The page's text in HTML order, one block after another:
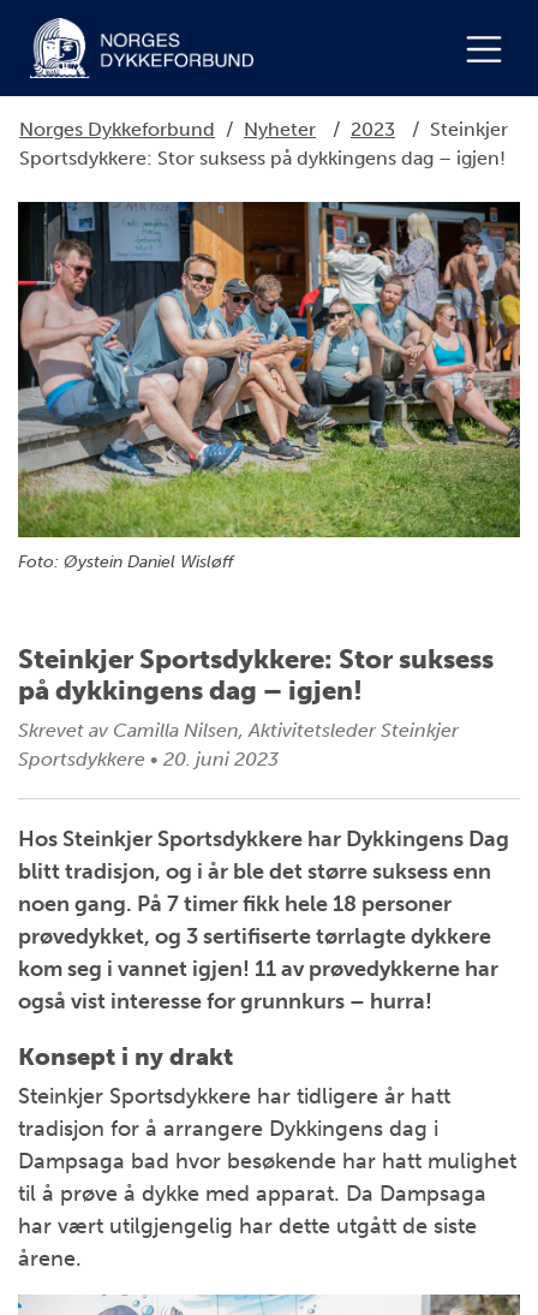
Norges Dykkeforbund / Nyheter / 2023 / Steinkjer
Sportsdykkere: Stor suksess på dykkingens dag – igjen!
Foto: Øystein Daniel Wisløff
Steinkjer Sportsdykkere: Stor suksess
på dykkingens dag – igjen!
Skrevet av Camilla Nilsen, Aktivitetsleder Steinkjer
Sportsdykkere • 20. juni 2023
Hos Steinkjer Sportsdykkere har Dykkingens Dag
blitt tradisjon, og i år ble det større suksess enn
noen gang. På 7 timer fikk hele 18 personer
prøvedykket, og 3 sertifiserte tørrlagte dykkere
kom seg i vannet igjen! 11 av prøvedykkerne har
også vist interesse for grunnkurs – hurra!
Konsept i ny drakt
Steinkjer Sportsdykkere har tidligere år hatt
tradisjon for å arrangere Dykkingens dag i
Dampsaga bad hvor besøkende har hatt mulighet
til å prøve å dykke med apparat. Da Dampsaga
har vært utilgjengelig har dette utgått de siste
årene.